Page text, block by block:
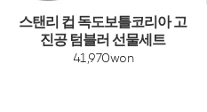
스탠리 컵 독도보틀코리아 고
진공 텀블러 선물세트
41,970won